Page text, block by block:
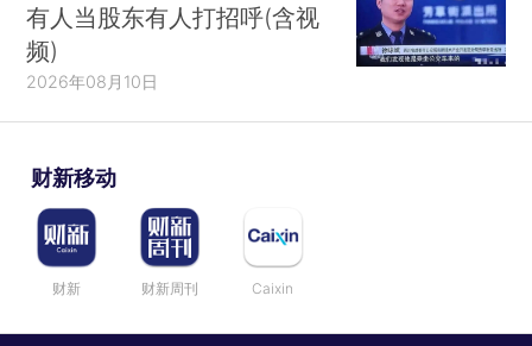
有人当股东有人打招呼(含视
频)
2026年08月10日
财新移动
财新 财新周刊 Caixin